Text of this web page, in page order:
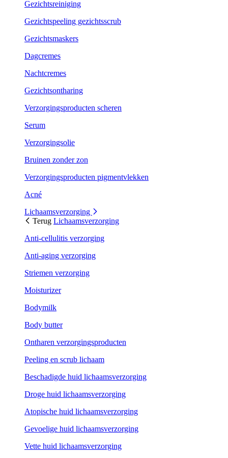
Gezichtsreiniging
Gezichtspeeling gezichtsscrub
Gezichtsmaskers
Dagcremes
Nachtcremes
Gezichtsontharing
Verzorgingsproducten scheren
Serum
Verzorgingsolie
Bruinen zonder zon
Verzorgingsproducten pigmentvlekken
Acné
Lichaamsverzorging
Terug Lichaamsverzorging
Anti-cellulitis verzorging
Anti-aging verzorging
Striemen verzorging
Moisturizer
Bodymilk
Body butter
Ontharen verzorgingsproducten
Peeling en scrub lichaam
Beschadigde huid lichaamsverzorging
Droge huid lichaamsverzorging
Atopische huid lichaamsverzorging
Gevoelige huid lichaamsverzorging
Vette huid lichaamsverzorging